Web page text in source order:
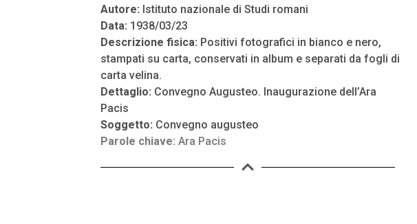
Autore: Istituto nazionale di Studi romani
Data: 1938/03/23
Descrizione fisica: Positivi fotografici in bianco e nero,
stampati su carta, conservati in album e separati da fogli di
carta velina.
Dettaglio: Convegno Augusteo. Inaugurazione dell’Ara
Pacis
Soggetto: Convegno augusteo
Parole chiave: Ara Pacis